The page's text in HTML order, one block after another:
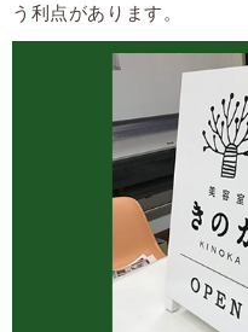
う利点があります。